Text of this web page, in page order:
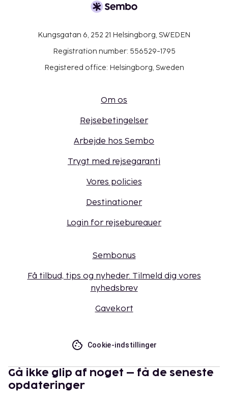
Kungsgatan 6, 252 21 Helsingborg, SWEDEN
Registration number: 556529-1795
Registered office: Helsingborg, Sweden
Om os
Rejsebetingelser
Arbejde hos Sembo
Trygt med rejsegaranti
Vores policies
Destinationer
Login for rejsebureauer
Sembonus
Få tilbud, tips og nyheder. Tilmeld dig vores
nyhedsbrev
Gavekort
Cookie-indstillinger
Gå ikke glip af noget – få de seneste
opdateringer